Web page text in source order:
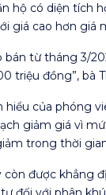
hộ có diện tích
giá cao hơn giá
bán từ tháng 3/
triệu đồng”, bà
hiểu của phóng
giảm giá vì
trong thời
còn được khẳng